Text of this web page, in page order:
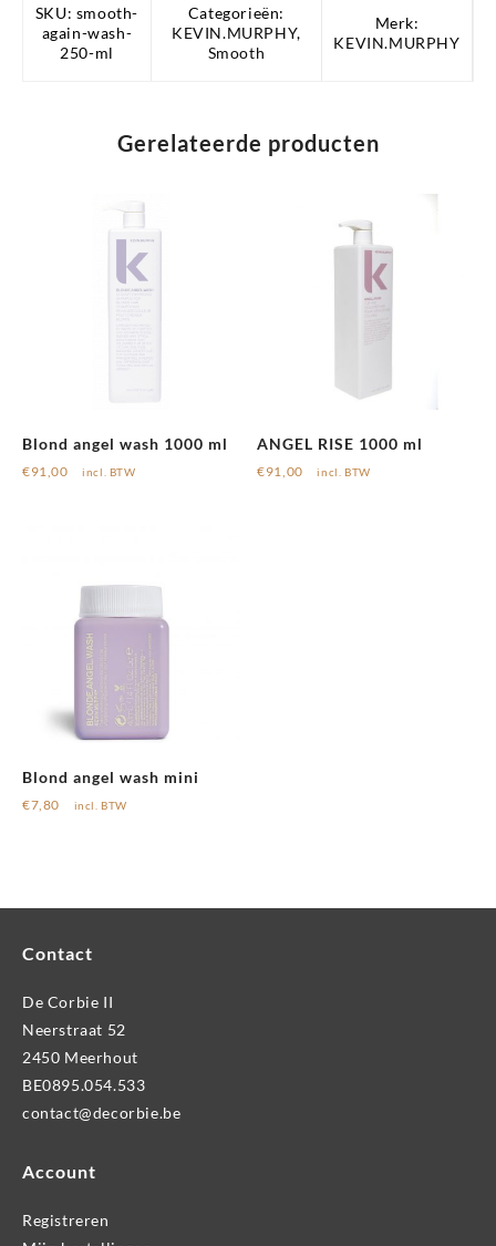
SKU: smooth-
again-wash-
250-ml
Categorieën:
KEVIN.MURPHY,
Smooth
Merk:
KEVIN.MURPHY
Gerelateerde producten
Blond angel wash 1000 ml
€91,00 incl. BTW
ANGEL RISE 1000 ml
€91,00 incl. BTW
Blond angel wash mini
€7,80 incl. BTW
Contact
De Corbie II
Neerstraat 52
2450 Meerhout
BE0895.054.533
contact@decorbie.be
Account
Registreren